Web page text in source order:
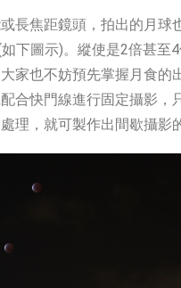
長焦距鏡頭，拍出的月球
下圖示)。縱使是2倍甚至
家也不妨預先掌握月食的
合快門線進行固定攝影，
理，就可製作出間歇攝影